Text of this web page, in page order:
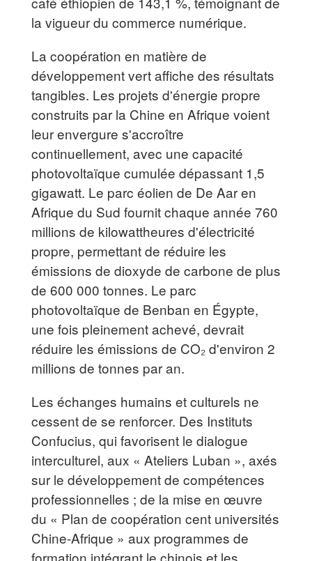
la vigueur du commerce numérique.
La coopération en matière de
développement vert affiche des résultats
tangibles. Les projets d'énergie propre
construits par la Chine en Afrique voient
leur envergure s'accroître
continuellement, avec une capacité
photovoltaïque cumulée dépassant 1,5
gigawatt. Le parc éolien de De Aar en
Afrique du Sud fournit chaque année 760
millions de kilowattheures d'électricité
propre, permettant de réduire les
émissions de dioxyde de carbone de plus
de 600 000 tonnes. Le parc
photovoltaïque de Benban en Égypte,
une fois pleinement achevé, devrait
réduire les émissions de CO₂ d'environ 2
millions de tonnes par an.
Les échanges humains et culturels ne
cessent de se renforcer. Des Instituts
Confucius, qui favorisent le dialogue
interculturel, aux « Ateliers Luban », axés
sur le développement de compétences
professionnelles ; de la mise en œuvre
du « Plan de coopération cent universités
Chine-Afrique » aux programmes de